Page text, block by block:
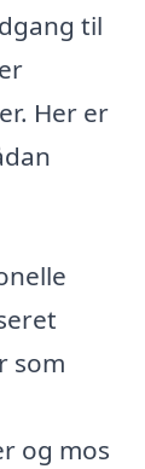
til
Her er
som
og mos